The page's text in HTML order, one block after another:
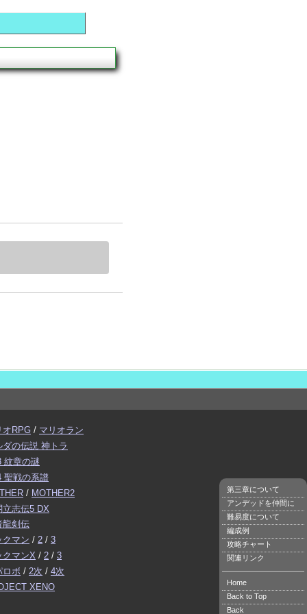
オRPG / マリオラン
ダの伝説 神トラ
紋章の謎
聖戦の系譜
/ MOTHER2
立志伝5 DX
龍剣伝
クマン / 2 / 3
クマンX / 2 / 3
ロボ / 2次 / 4次
XENO
第三章について
アンデッドを仲間に
難易度について
編成例
攻略チャート
関連リンク
Home
Back to Top
Back